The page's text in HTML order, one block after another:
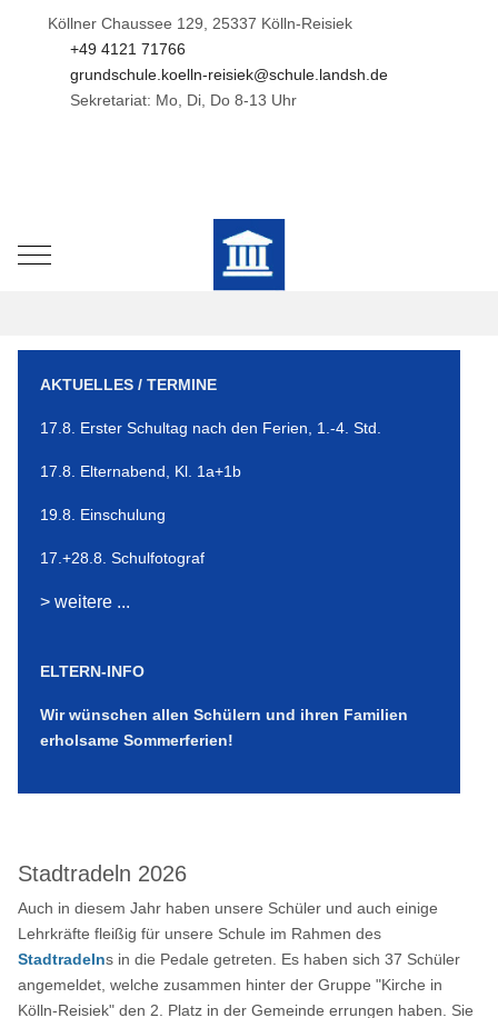
Köllner Chaussee 129, 25337 Kölln-Reisiek
+49 4121 71766
grundschule.koelln-reisiek@schule.landsh.de
Sekretariat: Mo, Di, Do 8-13 Uhr
Mobile Menu Toggle
AKTUELLES / TERMINE
17.8. Erster Schultag nach den Ferien, 1.-4. Std.
17.8. Elternabend, Kl. 1a+1b
19.8. Einschulung
17.+28.8. Schulfotograf
> weitere ...
ELTERN-INFO
Wir wünschen allen Schülern und ihren Familien
erholsame Sommerferien!
Stadtradeln 2026
Auch in diesem Jahr haben unsere Schüler und auch einige
Lehrkräfte fleißig für unsere Schule im Rahmen des
Stadtradelns in die Pedale getreten. Es haben sich 37 Schüler
angemeldet, welche zusammen hinter der Gruppe "Kirche in
Kölln-Reisiek" den 2. Platz in der Gemeinde errungen haben. Sie